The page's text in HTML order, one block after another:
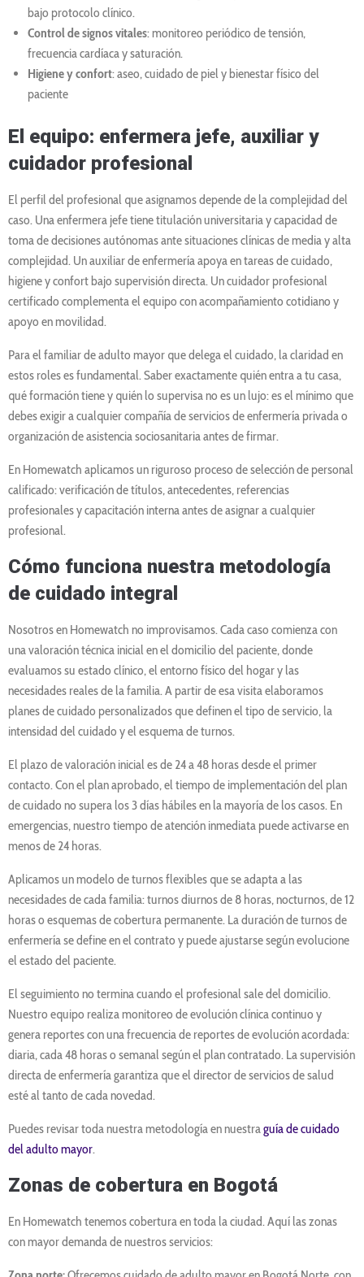
bajo protocolo clínico.
Control de signos vitales: monitoreo periódico de tensión,
frecuencia cardíaca y saturación.
Higiene y confort: aseo, cuidado de piel y bienestar físico del
paciente
El equipo: enfermera jefe, auxiliar y
cuidador profesional
El perfil del profesional que asignamos depende de la complejidad del
caso. Una enfermera jefe tiene titulación universitaria y capacidad de
toma de decisiones autónomas ante situaciones clínicas de media y alta
complejidad. Un auxiliar de enfermería apoya en tareas de cuidado,
higiene y confort bajo supervisión directa. Un cuidador profesional
certificado complementa el equipo con acompañamiento cotidiano y
apoyo en movilidad.
Para el familiar de adulto mayor que delega el cuidado, la claridad en
estos roles es fundamental. Saber exactamente quién entra a tu casa,
qué formación tiene y quién lo supervisa no es un lujo: es el mínimo que
debes exigir a cualquier compañía de servicios de enfermería privada o
organización de asistencia sociosanitaria antes de firmar.
En Homewatch aplicamos un riguroso proceso de selección de personal
calificado: verificación de títulos, antecedentes, referencias
profesionales y capacitación interna antes de asignar a cualquier
profesional.
Cómo funciona nuestra metodología
de cuidado integral
Nosotros en Homewatch no improvisamos. Cada caso comienza con
una valoración técnica inicial en el domicilio del paciente, donde
evaluamos su estado clínico, el entorno físico del hogar y las
necesidades reales de la familia. A partir de esa visita elaboramos
planes de cuidado personalizados que definen el tipo de servicio, la
intensidad del cuidado y el esquema de turnos.
El plazo de valoración inicial es de 24 a 48 horas desde el primer
contacto. Con el plan aprobado, el tiempo de implementación del plan
de cuidado no supera los 3 días hábiles en la mayoría de los casos. En
emergencias, nuestro tiempo de atención inmediata puede activarse en
menos de 24 horas.
Aplicamos un modelo de turnos flexibles que se adapta a las
necesidades de cada familia: turnos diurnos de 8 horas, nocturnos, de 12
horas o esquemas de cobertura permanente. La duración de turnos de
enfermería se define en el contrato y puede ajustarse según evolucione
el estado del paciente.
El seguimiento no termina cuando el profesional sale del domicilio.
Nuestro equipo realiza monitoreo de evolución clínica continuo y
genera reportes con una frecuencia de reportes de evolución acordada:
diaria, cada 48 horas o semanal según el plan contratado. La supervisión
directa de enfermería garantiza que el director de servicios de salud
esté al tanto de cada novedad.
Puedes revisar toda nuestra metodología en nuestraguía de cuidado
del adulto mayor.
Zonas de cobertura en Bogotá
En Homewatch tenemos cobertura en toda la ciudad. Aquí las zonas
con mayor demanda de nuestros servicios: